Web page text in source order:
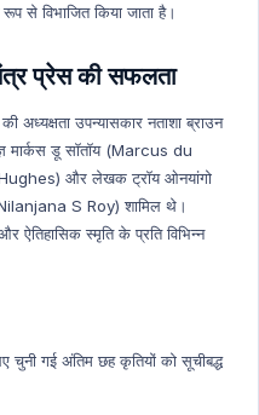
विभाजित किया जाता है।
प्रेस की सफलता
उपन्यासकार नताशा ब्राउन
मार्कस डू सॉतॉय (Marcus du
और लेखक ट्रॉय ओनयांगो
S Roy) शामिल थे।
ऐतिहासिक स्मृति के प्रति विभिन्न
चुनी गई अंतिम छह कृतियों को सूचीबद्ध